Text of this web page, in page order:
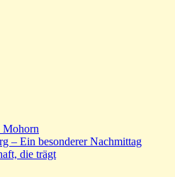
Mohorn
– Ein besonderer Nachmittag
die trägt